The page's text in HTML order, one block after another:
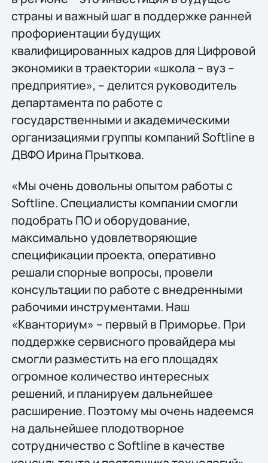
страны и важный шаг в поддержке ранней
профориентации будущих
квалифицированных кадров для Цифровой
экономики в траектории «школа – вуз –
предприятие», – делится руководитель
департамента по работе с
государственными и академическими
организациями группы компаний Softline в
ДВФО Ирина Прыткова.
«Мы очень довольны опытом работы с
Softline. Специалисты компании смогли
подобрать ПО и оборудование,
максимально удовлетворяющие
спецификации проекта, оперативно
решали спорные вопросы, провели
консультации по работе с внедренными
рабочими инструментами. Наш
«Кванториум» – первый в Приморье. При
поддержке сервисного провайдера мы
смогли разместить на его площадях
огромное количество интересных
решений, и планируем дальнейшее
расширение. Поэтому мы очень надеемся
на дальнейшее плодотворное
сотрудничество с Softline в качестве